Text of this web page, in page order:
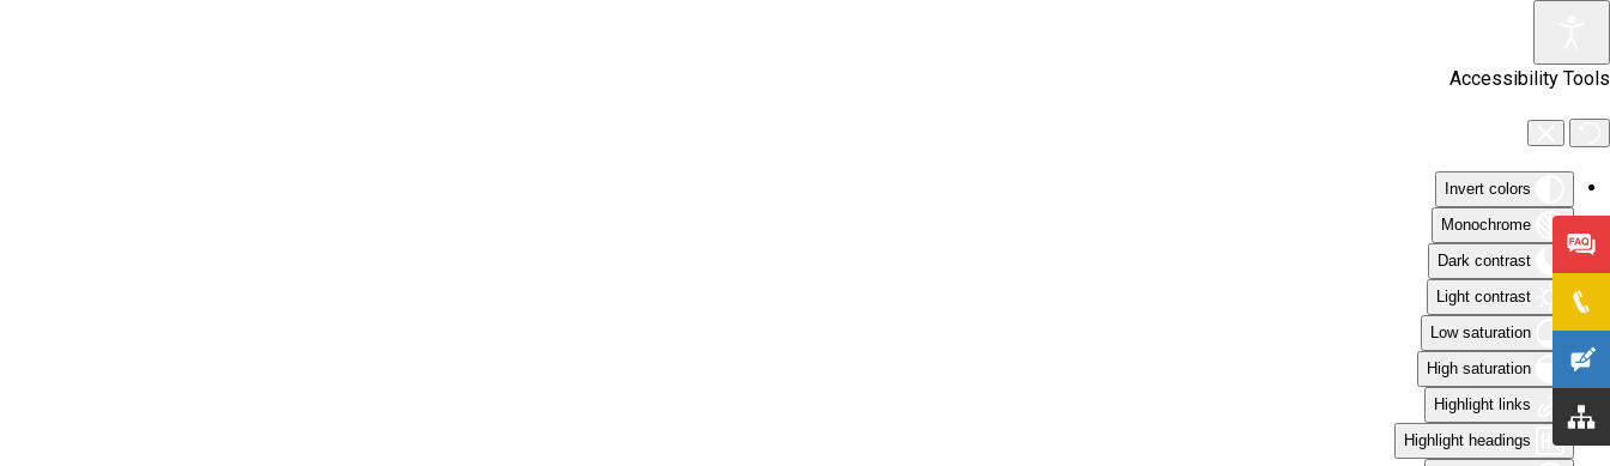
Accessibility Tools
Invert colors
Monochrome
Dark contrast
Light contrast
Low saturation
High saturation
Highlight links
Highlight headings
Skip to main content